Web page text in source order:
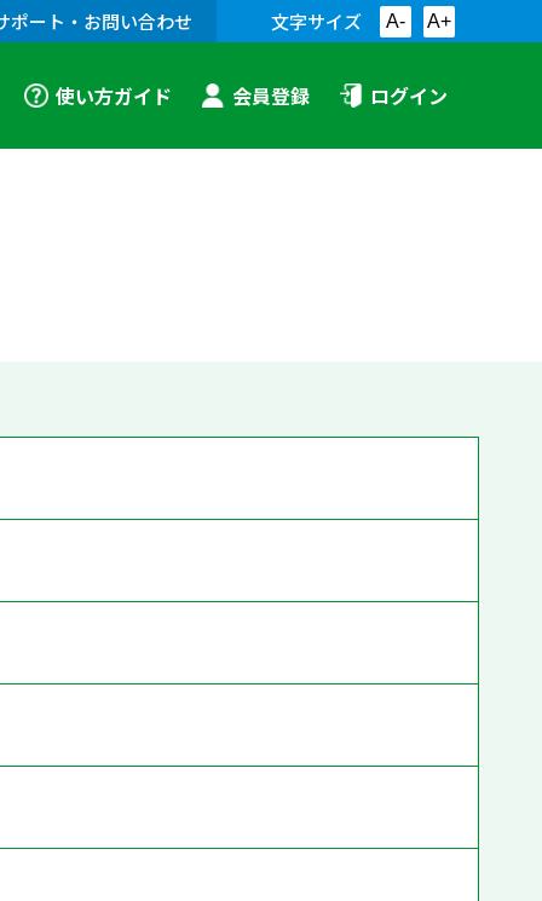
ポート・お問い合わせ 文字サイズ A- A+
使い方ガイド 会員登録 ログイン